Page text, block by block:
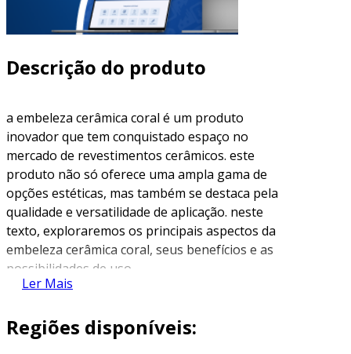
Descrição do produto
a embeleza cerâmica coral é um produto
inovador que tem conquistado espaço no
mercado de revestimentos cerâmicos. este
produto não só oferece uma ampla gama de
opções estéticas, mas também se destaca pela
qualidade e versatilidade de aplicação. neste
texto, exploraremos os principais aspectos da
embeleza cerâmica coral, seus benefícios e as
possibilidades de uso.
a embeleza cerâmica coral é composta por
Ler Mais
Regiões disponíveis: